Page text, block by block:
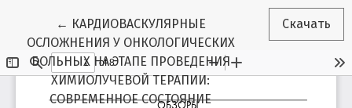
← Вернуться к Подробностям о статье
КАРДИОВАСКУЛЯРНЫЕ
ОСЛОЖНЕНИЯ У ОНКОЛОГИЧЕСКИХ
БОЛЬНЫХ НА ЭТАПЕ ПРОВЕДЕНИЯ
ХИМИОЛУЧЕВОЙ ТЕРАПИИ:
СОВРЕМЕННОЕ СОСТОЯНИЕ
Скачать